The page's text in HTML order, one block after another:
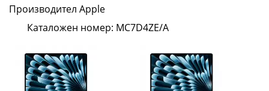
core
and
Производител Apple
Каталожен номер: MC7D4ZE/A